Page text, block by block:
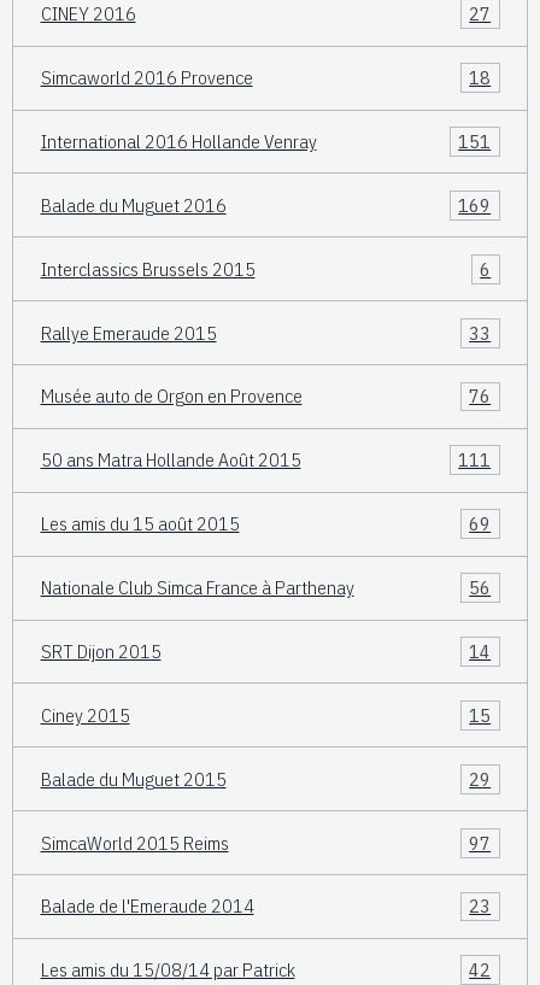
CINEY 2016 27
Simcaworld 2016 Provence 18
International 2016 Hollande Venray 151
Balade du Muguet 2016 169
Interclassics Brussels 2015 6
Rallye Emeraude 2015 33
Musée auto de Orgon en Provence 76
50 ans Matra Hollande Août 2015 111
Les amis du 15 août 2015 69
Nationale Club Simca France à Parthenay 56
SRT Dijon 2015 14
Ciney 2015 15
Balade du Muguet 2015 29
SimcaWorld 2015 Reims 97
Balade de l'Emeraude 2014 23
Les amis du 15/08/14 par Patrick 42